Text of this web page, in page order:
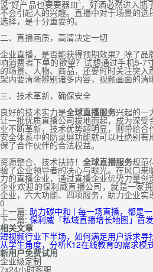
说“好产品也要要器皿”，好酒必然进入
不会引起人的兴趣。直播中对于场景的
选择，是十分重要的。
二、直播画质，高清决定一切
企业直播，是否能获得预期效果？除了
响消费者下单的欲望？试想通过手机5-7
的场景、人物、商品，还要时时关注突
架内要清晰辨别诸多内容，视频画面的清
三、技术革新，确保安全
良好的技术实力是全球直播服务兴起的一
让一批优质直播公司拔地而起，成为深
业不断革新，技术优势越明显，则带给
安全体系中的防录屏功能就可以杜绝别
保了合作伙伴的合法权益。
资源整合、技术扶持！ 全球直播服务规范
验了企业领导者的决心与眼光。在风口
力的直播企业，通过直播企业优势力量
企业欢迎的保利威直播公司，就是一家
企业，六大功能、四项服务，助力企业实
0
上一篇: 助力碳中和 | 每一场直播，都是
下一篇: 保利威「私域直播增长地图」首
相关文章
短视频行业下半场，如何满足用户诉求寻
从学生角度，分析K12在线教育的需求模
新用户免费试用
企业级定制
7x24小时客服